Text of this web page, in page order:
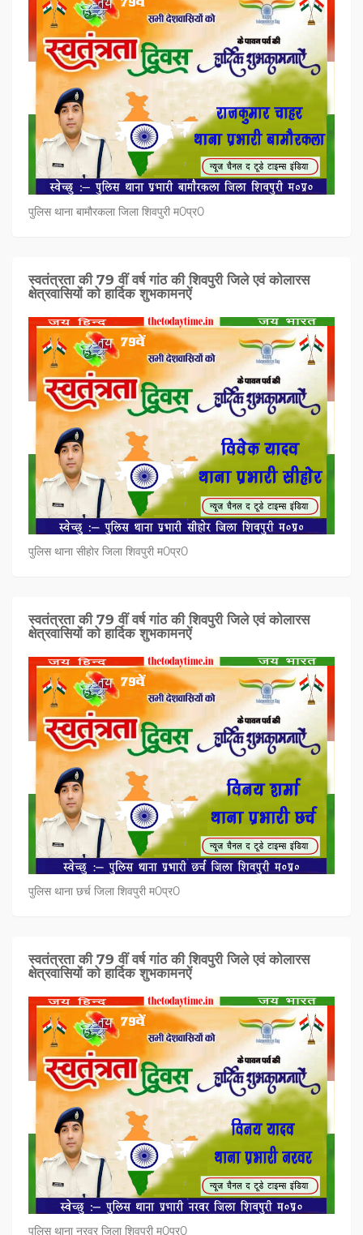
पुलिस थाना बामौरकला जिला शिवपुरी म0प्र0
स्वतंत्रता की 79 वीं वर्ष गांठ की शिवपुरी जिले एवं कोलारस
क्षेत्रवासियों को हार्दिक शुभकामनऐं
पुलिस थाना सीहोर जिला शिवपुरी म0प्र0
स्वतंत्रता की 79 वीं वर्ष गांठ की शिवपुरी जिले एवं कोलारस
क्षेत्रवासियों को हार्दिक शुभकामनऐं
पुलिस थाना छर्च जिला शिवपुरी म0प्र0
स्वतंत्रता की 79 वीं वर्ष गांठ की शिवपुरी जिले एवं कोलारस
क्षेत्रवासियों को हार्दिक शुभकामनऐं
पुलिस थाना नरवर जिला शिवपुरी म0प्र0